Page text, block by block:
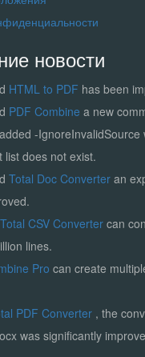
новости
HTML to PDF has been
PDF Combine a new
-IgnoreInvalidSource
list does not exist.
Total Doc Converter an
Total CSV Convertercan
lines.
Pro can create
PDF Converter , the
was significantly